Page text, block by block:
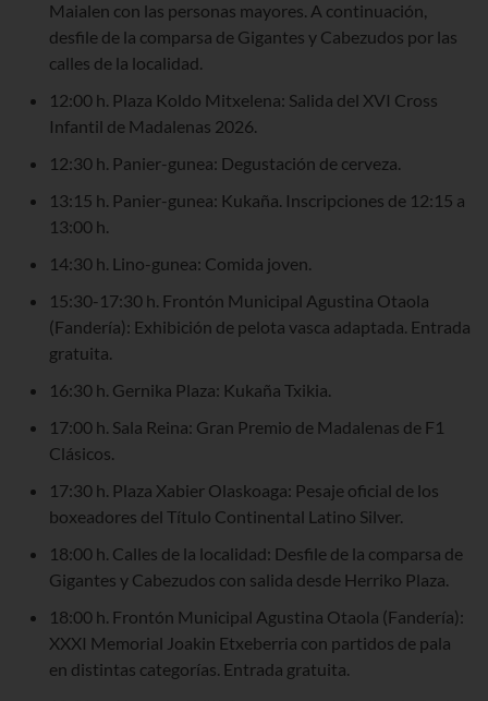
Maialen con las personas mayores. A continuación,
desfile de la comparsa de Gigantes y Cabezudos por las
calles de la localidad.
12:00 h. Plaza Koldo Mitxelena: Salida del XVI Cross
Infantil de Madalenas 2026.
12:30 h. Panier-gunea: Degustación de cerveza.
13:15 h. Panier-gunea: Kukaña. Inscripciones de 12:15 a
13:00 h.
14:30 h. Lino-gunea: Comida joven.
15:30-17:30 h. Frontón Municipal Agustina Otaola
(Fandería): Exhibición de pelota vasca adaptada. Entrada
gratuita.
16:30 h. Gernika Plaza: Kukaña Txikia.
17:00 h. Sala Reina: Gran Premio de Madalenas de F1
Clásicos.
17:30 h. Plaza Xabier Olaskoaga: Pesaje oficial de los
boxeadores del Título Continental Latino Silver.
18:00 h. Calles de la localidad: Desfile de la comparsa de
Gigantes y Cabezudos con salida desde Herriko Plaza.
18:00 h. Frontón Municipal Agustina Otaola (Fandería):
XXXI Memorial Joakin Etxeberria con partidos de pala
en distintas categorías. Entrada gratuita.